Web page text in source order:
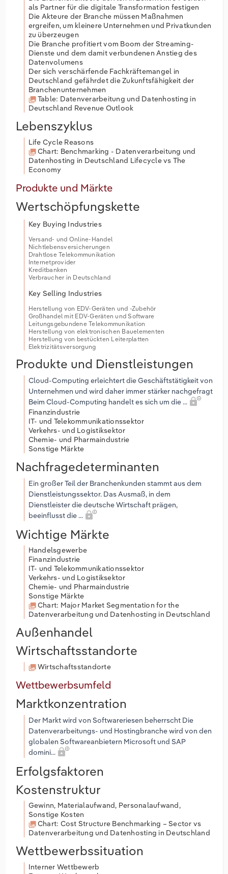
als Partner für die digitale Transformation festigen
Die Akteure der Branche müssen Maßnahmen
ergreifen, um kleinere Unternehmen und Privatkunden
zu überzeugen
Die Branche profitiert vom Boom der Streaming-
Dienste und dem damit verbundenen Anstieg des
Datenvolumens
Der sich verschärfende Fachkräftemangel in
Deutschland gefährdet die Zukunftsfähigkeit der
Branchenunternehmen
Table: Datenverarbeitung und Datenhosting in
Deutschland Revenue Outlook
Lebenszyklus
Life Cycle Reasons
Chart: Benchmarking - Datenverarbeitung und
Datenhosting in Deutschland Lifecycle vs The
Economy
Produkte und Märkte
Wertschöpfungskette
Key Buying Industries
Versand- und Online-Handel
Nichtlebensversicherungen
Drahtlose Telekommunikation
Internetprovider
Kreditbanken
Verbraucher in Deutschland
Key Selling Industries
Herstellung von EDV-Geräten und -Zubehör
Großhandel mit EDV-Geräten und Software
Leitungsgebundene Telekommunikation
Herstellung von elektronischen Bauelementen
Herstellung von bestückten Leiterplatten
Elektrizitätsversorgung
Produkte und Dienstleistungen
Cloud-Computing erleichtert die Geschäftstätigkeit von
Unternehmen und wird daher immer stärker nachgefragt
Beim Cloud-Computing handelt es sich um die ...
Finanzindustrie
IT- und Telekommunikationssektor
Verkehrs- und Logistiksektor
Chemie- und Pharmaindustrie
Sonstige Märkte
Nachfragedeterminanten
Ein großer Teil der Branchenkunden stammt aus dem
Dienstleistungssektor. Das Ausmaß, in dem
Dienstleister die deutsche Wirtschaft prägen,
beeinflusst die ...
Wichtige Märkte
Handelsgewerbe
Finanzindustrie
IT- und Telekommunikationssektor
Verkehrs- und Logistiksektor
Chemie- und Pharmaindustrie
Sonstige Märkte
Chart: Major Market Segmentation for the
Datenverarbeitung und Datenhosting in Deutschland
Außenhandel
Wirtschaftsstandorte
Wirtschaftsstandorte
Wettbewerbsumfeld
Marktkonzentration
Der Markt wird von Softwareriesen beherrscht Die
Datenverarbeitungs- und Hostingbranche wird von den
globalen Softwareanbietern Microsoft und SAP
domini...
Erfolgsfaktoren
Kostenstruktur
Gewinn, Materialaufwand, Personalaufwand,
Sonstige Kosten
Chart: Cost Structure Benchmarking – Sector vs
Datenverarbeitung und Datenhosting in Deutschland
Wettbewerbssituation
Interner Wettbewerb